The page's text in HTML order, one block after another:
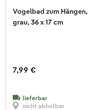
Vogelbad zum Hängen,
grau, 36 x 17 cm
7,99 €
lieferbar
nicht abholbar